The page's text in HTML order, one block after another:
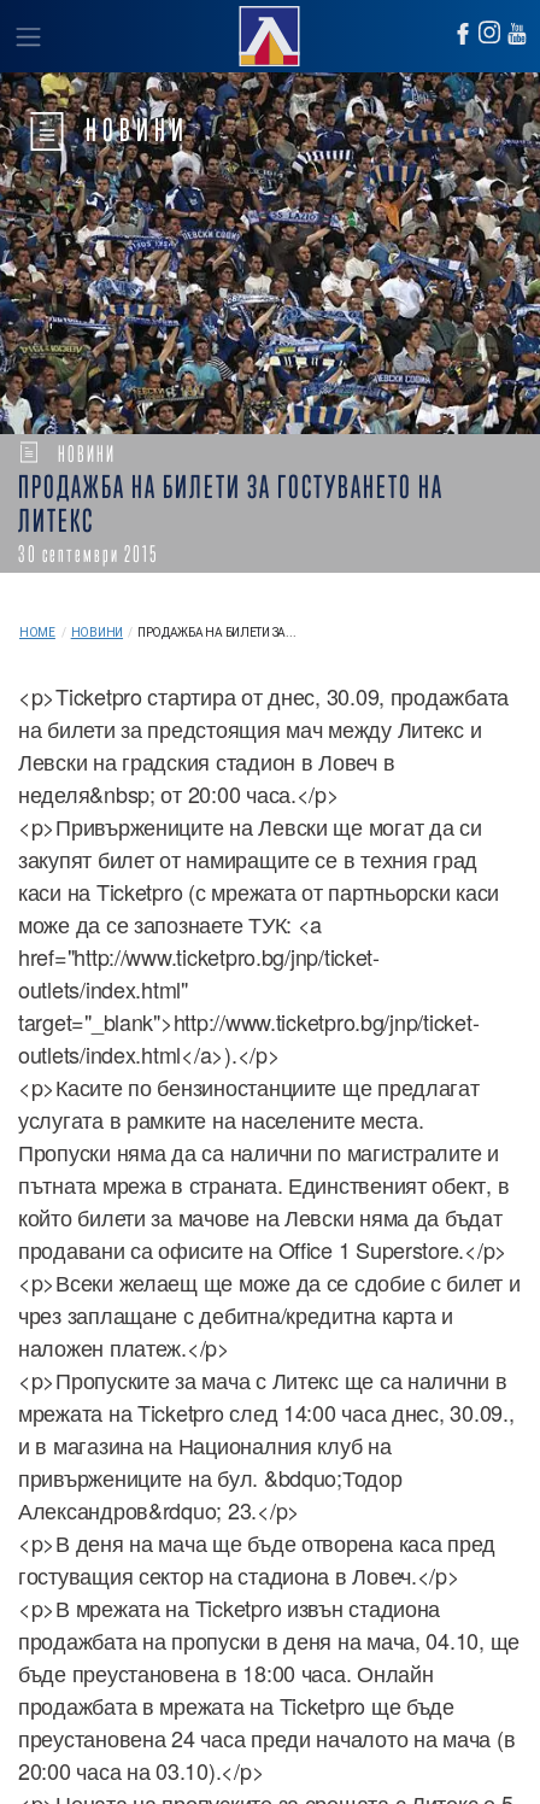
НОВИНИ
НОВИНИ
ПРОДАЖБА НА БИЛЕТИ ЗА ГОСТУВАНЕТО НА
ЛИТЕКС
30 септември 2015
HOME / НОВИНИ / ПРОДАЖБА НА БИЛЕТИ ЗА...
<p>Ticketpro стартира от днес, 30.09, продажбата
на билети за предстоящия мач между Литекс и
Левски на градския стадион в Ловеч в
неделя&nbsp; от 20:00 часа.</p>
<p>Привържениците на Левски ще могат да си
закупят билет от намиращите се в техния град
каси на Ticketpro (с мрежата от партньорски каси
може да се запознаете ТУК: <a
href="http://www.ticketpro.bg/jnp/ticket-
outlets/index.html"
target="_blank">http://www.ticketpro.bg/jnp/ticket-
outlets/index.html</a>).</p>
<p>Касите по бензиностанциите ще предлагат
услугата в рамките на населените места.
Пропуски няма да са налични по магистралите и
пътната мрежа в страната. Единственият обект, в
който билети за мачове на Левски няма да бъдат
продавани са офисите на Office 1 Superstore.</p>
<p>Всеки желаещ ще може да се сдобие с билет и
чрез заплащане с дебитна/кредитна карта и
наложен платеж.</p>
<p>Пропуските за мача с Литекс ще са налични в
мрежата на Ticketpro след 14:00 часа днес, 30.09.,
и в магазина на Националния клуб на
привържениците на бул. &bdquo;Тодор
Александров&rdquo; 23.</p>
<p>В деня на мача ще бъде отворена каса пред
гостуващия сектор на стадиона в Ловеч.</p>
<p>В мрежата на Ticketpro извън стадиона
продажбата на пропуски в деня на мача, 04.10, ще
бъде преустановена в 18:00 часа. Онлайн
продажбата в мрежата на Ticketpro ще бъде
преустановена 24 часа преди началото на мача (в
20:00 часа на 03.10).</p>